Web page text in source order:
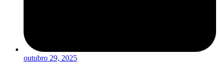
outubro 29, 2025